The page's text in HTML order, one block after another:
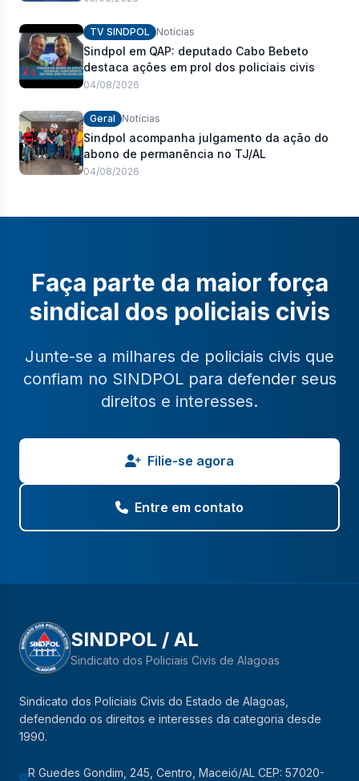
TV SINDPOL Notícias
Sindpol em QAP: deputado Cabo Bebeto
destaca ações em prol dos policiais civis
04/08/2026
Geral Notícias
Sindpol acompanha julgamento da ação do
abono de permanência no TJ/AL
04/08/2026
Faça parte da maior força
sindical dos policiais civis
Junte-se a milhares de policiais civis que
confiam no SINDPOL para defender seus
direitos e interesses.
Filie-se agora
Entre em contato
SINDPOL / AL
Sindicato dos Policiais Civis de Alagoas
Sindicato dos Policiais Civis do Estado de Alagoas,
defendendo os direitos e interesses da categoria desde
1990.
R Guedes Gondim, 245, Centro, Maceió/AL CEP: 57020-